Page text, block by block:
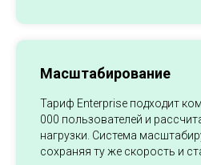
Масштабирование
Тариф Enterprise подходит
000 пользователей и
нагрузки. Система
сохраняя ту же скорость и